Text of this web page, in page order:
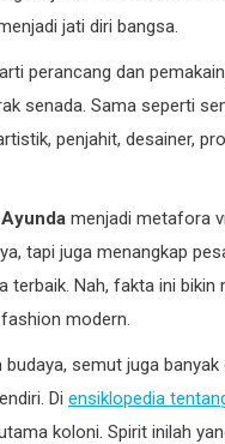
jati diri bangsa.
perancang dan
senada. Sama seperti
penjahit, desainer,
menjadi metafora
tapi juga menangkap
Nah, fakta ini
modern.
semut juga
Di ensiklopedia
koloni. Spirit inilah